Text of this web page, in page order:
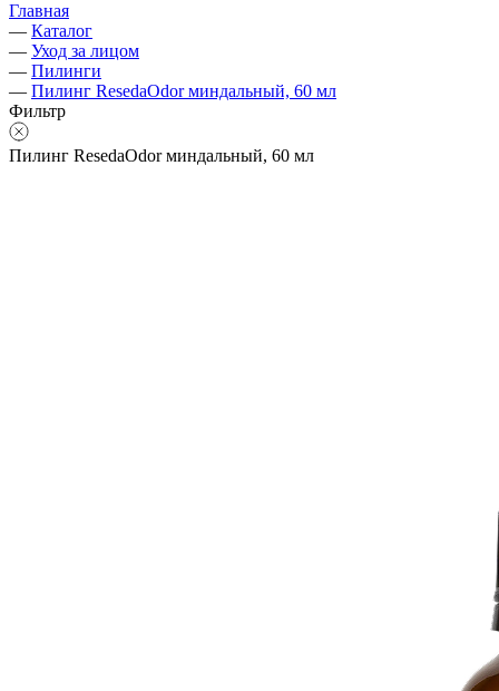
Главная
— Каталог
— Уход за лицом
— Пилинги
— Пилинг ResedaOdor миндальный, 60 мл
Фильтр
Пилинг ResedaOdor миндальный, 60 мл